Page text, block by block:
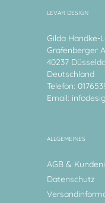
LEVAR DESIGN
Gilda Handke-
Grafenberger
40237
Deutschland
Telefon:
Email:
ALLGEMEINES
AGB &
Datenschutz